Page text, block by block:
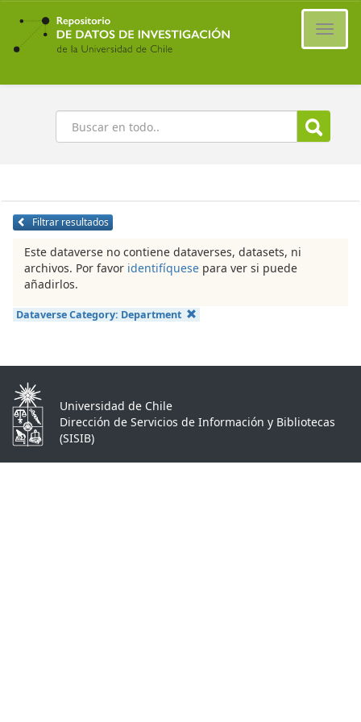
Ir
contenido
principal
Buscar
Filtrar resultados
Este dataverse no contiene dataverses, datasets, ni
archivos. Por favor identifíquese para ver si puede
añadirlos.
Dataverse Category: Department
Universidad de Chile
Dirección de Servicios de Información y Bibliotecas
(SISIB)